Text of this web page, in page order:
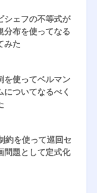
シェフの不等式が
分布を使ってなる
みた
を使ってベルマン
についてなるべく
約を使って巡回セ
問題として定式化